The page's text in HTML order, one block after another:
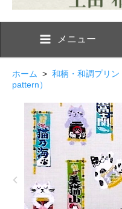
メニュー
ホーム > 和柄・和調プリ
pattern）